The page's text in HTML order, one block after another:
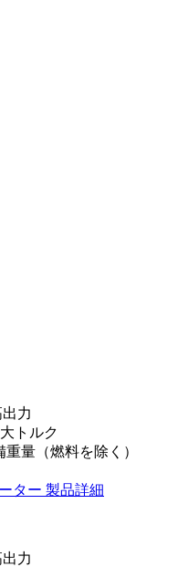
力
トルク
重量（燃料を除く）
ター 製品詳細
力